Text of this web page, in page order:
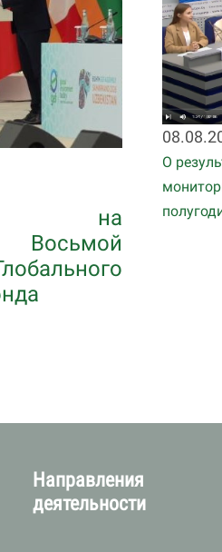
на
О
Направления
деятельности